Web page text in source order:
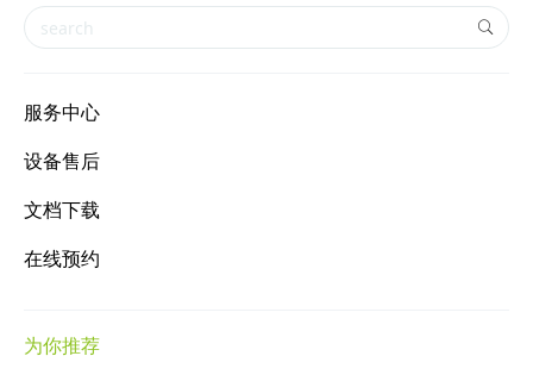
服务中心
设备售后
文档下载
在线预约
为你推荐